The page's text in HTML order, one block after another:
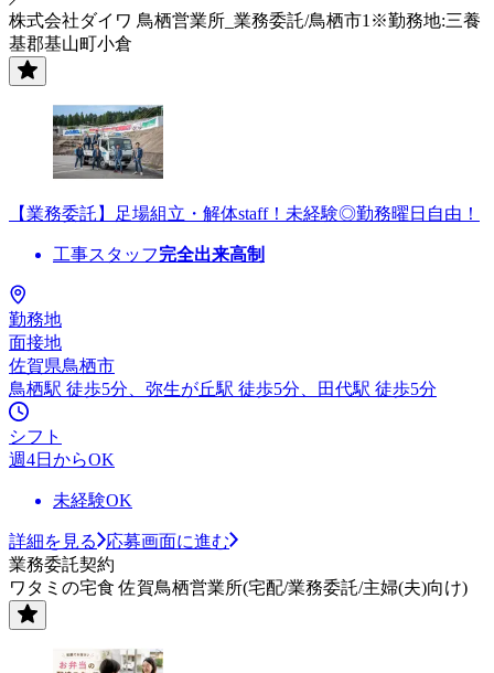
株式会社ダイワ 鳥栖営業所_業務委託/鳥栖市1※勤務地:三養
基郡基山町小倉
【業務委託】足場組立・解体staff！未経験◎勤務曜日自由！
工事スタッフ完全出来高制
勤務地
面接地
佐賀県鳥栖市
鳥栖駅 徒歩5分、弥生が丘駅 徒歩5分、田代駅 徒歩5分
シフト
週4日からOK
未経験OK
詳細を見る
応募画面に進む
業務委託契約
ワタミの宅食 佐賀鳥栖営業所(宅配/業務委託/主婦(夫)向け)